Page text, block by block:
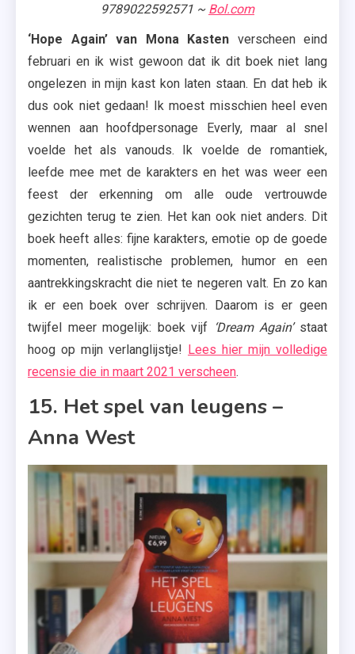
9789022592571 ~ Bol.com
‘Hope Again’ van Mona Kasten verscheen eind
februari en ik wist gewoon dat ik dit boek niet lang
ongelezen in mijn kast kon laten staan. En dat heb ik
dus ook niet gedaan! Ik moest misschien heel even
wennen aan hoofdpersonage Everly, maar al snel
voelde het als vanouds. Ik voelde de romantiek,
leefde mee met de karakters en het was weer een
feest der erkenning om alle oude vertrouwde
gezichten terug te zien. Het kan ook niet anders. Dit
boek heeft alles: fijne karakters, emotie op de goede
momenten, realistische problemen, humor en een
aantrekkingskracht die niet te negeren valt. En zo kan
ik er een boek over schrijven. Daarom is er geen
twijfel meer mogelijk: boek vijf ‘Dream Again’staat
hoog op mijn verlanglijstje! Lees hier mijn volledige
recensie die in maart 2021 verscheen.
15. Het spel van leugens –
Anna West